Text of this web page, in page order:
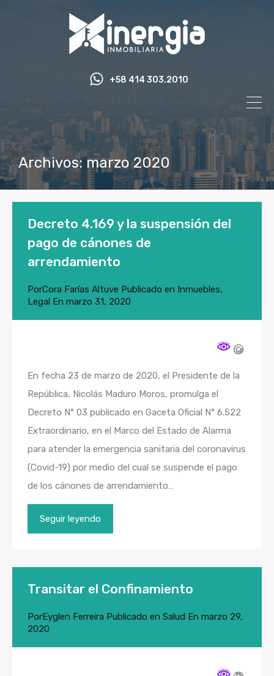
+58 414 303.2010
Archivos: marzo 2020
Decreto 4.169 y la suspensión del
pago de cánones de
arrendamiento
PorCora Farías Altuve Publicado en Inmuebles,
Legal En marzo 31, 2020
En fecha 23 de marzo de 2020, el Presidente de la
República, Nicolás Maduro Moros, promulga el
Decreto N° 03 publicado en Gaceta Oficial N° 6.522
Extraordinario, en el Marco del Estado de Alarma
para atender la emergencia sanitaria del coronavirus
(Covid-19) por medio del cual se suspende el pago
de los cánones de arrendamiento…
Seguir leyendo
Transitar el Confinamiento
PorEyglen Ferreira Publicado en Salud En marzo 29,
2020